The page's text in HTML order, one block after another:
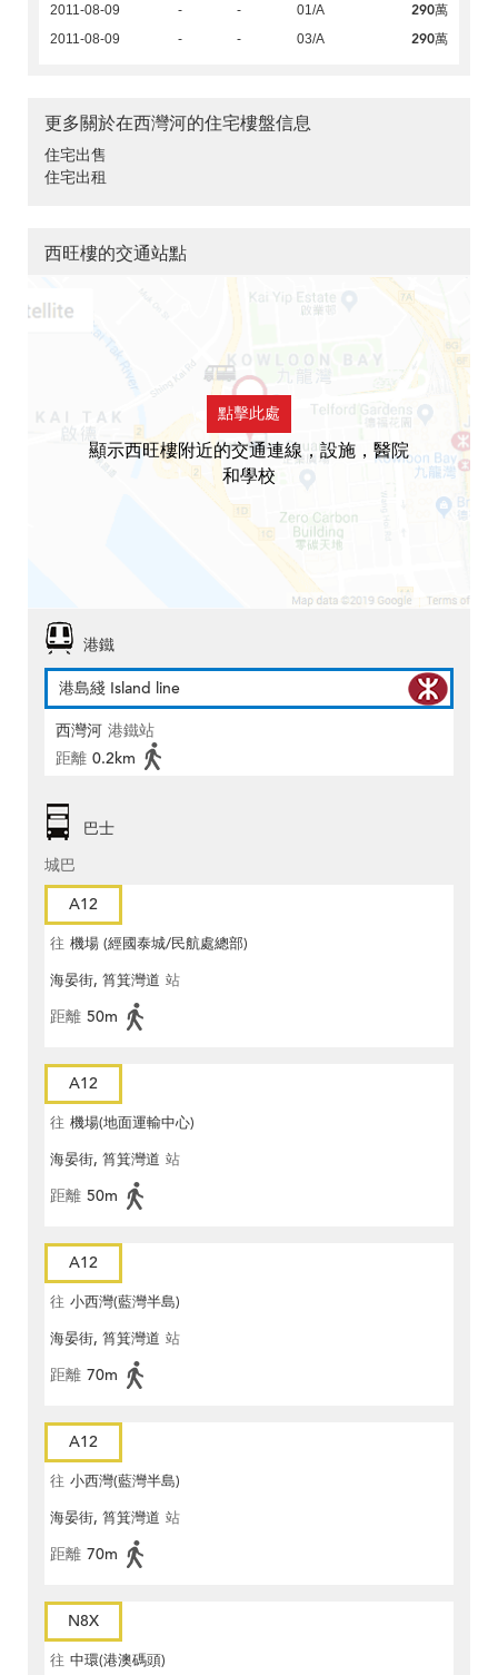
2011-08-09 - - 01/A 290萬
2011-08-09 - - 03/A 290萬
更多關於在西灣河的住宅樓盤信息
住宅出售
住宅出租
西旺樓的交通站點
點擊此處
顯示西旺樓附近的交通連線，設施，醫院
和學校
港鐵
港島綫 Island line
西灣河 港鐵站
距離 0.2km
巴士
城巴
A12
往 機場 (經國泰城/民航處總部)
海晏街, 筲箕灣道 站
距離 50m
A12
往 機場(地面運輸中心)
海晏街, 筲箕灣道 站
距離 50m
A12
往 小西灣(藍灣半島)
海晏街, 筲箕灣道 站
距離 70m
A12
往 小西灣(藍灣半島)
海晏街, 筲箕灣道 站
距離 70m
N8X
往 中環(港澳碼頭)